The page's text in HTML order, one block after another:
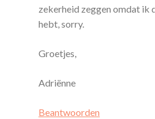
zekerheid zeggen omdat ik
hebt, sorry.
Groetjes,
Adriënne
Beantwoorden